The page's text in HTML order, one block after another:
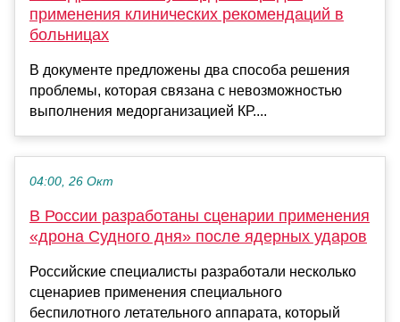
применения клинических рекомендаций в
больницах
В документе предложены два способа решения
проблемы, которая связана с невозможностью
выполнения медорганизацией КР....
04:00, 26 Окт
В России разработаны сценарии применения
«дрона Судного дня» после ядерных ударов
Российские специалисты разработали несколько
сценариев применения специального
беспилотного летательного аппарата, который